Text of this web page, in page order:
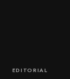
EDITORIAL